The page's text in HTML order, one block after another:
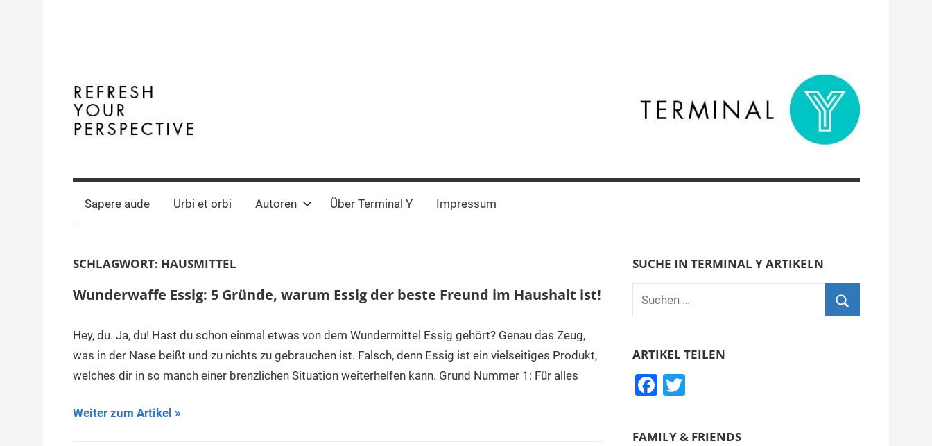
Terminal
Y
Digital
Business
Sapere aude Urbi et orbi Autoren Über Terminal Y Impressum
SCHLAGWORT: HAUSMITTEL
Wunderwaffe Essig: 5 Gründe, warum Essig der beste Freund im Haushalt ist!
Hey, du. Ja, du! Hast du schon einmal etwas von dem Wundermittel Essig gehört? Genau das Zeug,
was in der Nase beißt und zu nichts zu gebrauchen ist. Falsch, denn Essig ist ein vielseitiges Produkt,
welches dir in so manch einer brenzlichen Situation weiterhelfen kann. Grund Nummer 1: Für alles
Weiter zum Artikel
SUCHE IN TERMINAL Y ARTIKELN
Suchen
nach:
ARTIKEL TEILEN
F
c
T
tt
FAMILY & FRIENDS